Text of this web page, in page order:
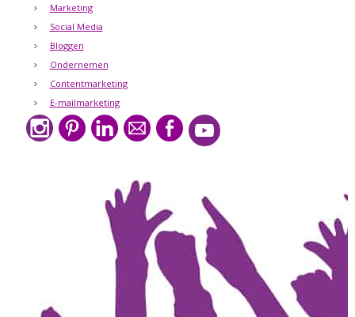
Marketing
Social Media
Bloggen
Ondernemen
Contentmarketing
E-mailmarketing